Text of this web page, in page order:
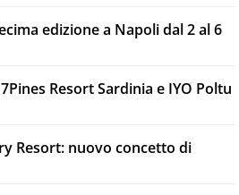
edizione a Napoli dal 2 al 6
Resort Sardinia e IYO Poltu
Resort: nuovo concetto di